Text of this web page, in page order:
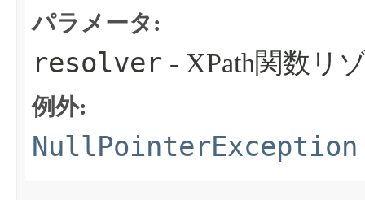
パラメータ:
resolver - XPath関数リ
例外:
NullPointerException